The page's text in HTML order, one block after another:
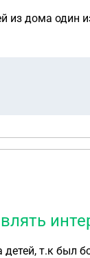
из дома один
т.к